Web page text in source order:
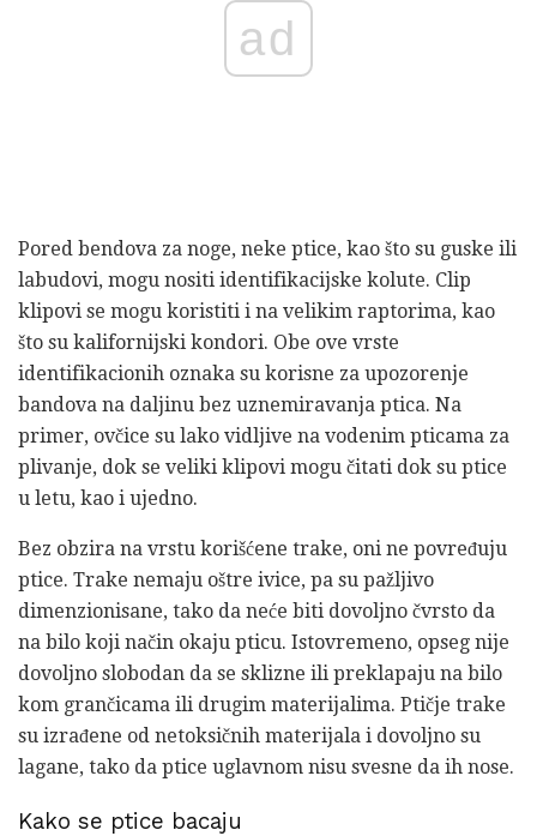
ad
Pored bendova za noge, neke ptice, kao što su guske ili
labudovi, mogu nositi identifikacijske kolute. Clip
klipovi se mogu koristiti i na velikim raptorima, kao
što su kalifornijski kondori. Obe ove vrste
identifikacionih oznaka su korisne za upozorenje
bandova na daljinu bez uznemiravanja ptica. Na
primer, ovčice su lako vidljive na vodenim pticama za
plivanje, dok se veliki klipovi mogu čitati dok su ptice
u letu, kao i ujedno.
Bez obzira na vrstu korišćene trake, oni ne povređuju
ptice. Trake nemaju oštre ivice, pa su pažljivo
dimenzionisane, tako da neće biti dovoljno čvrsto da
na bilo koji način okaju pticu. Istovremeno, opseg nije
dovoljno slobodan da se sklizne ili preklapaju na bilo
kom grančicama ili drugim materijalima. Ptičje trake
su izrađene od netoksičnih materijala i dovoljno su
lagane, tako da ptice uglavnom nisu svesne da ih nose.
Kako se ptice bacaju